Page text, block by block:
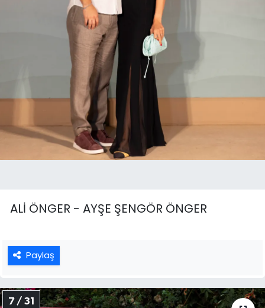
ALİ ÖNGER - AYŞE ŞENGÖR ÖNGER
Paylaş
7 / 31